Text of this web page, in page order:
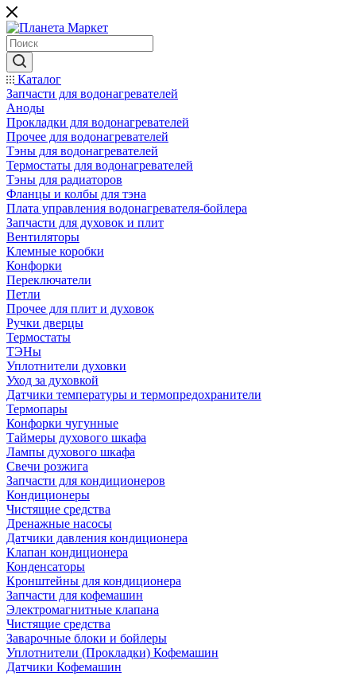
Каталог
Запчасти для водонагревателей
Аноды
Прокладки для водонагревателей
Прочее для водонагревателей
Тэны для водонагревателей
Термостаты для водонагревателей
Тэны для радиаторов
Фланцы и колбы для тэна
Плата управления водонагревателя-бойлера
Запчасти для духовок и плит
Вентиляторы
Клемные коробки
Конфорки
Переключатели
Петли
Прочее для плит и духовок
Ручки дверцы
Термостаты
ТЭНы
Уплотнители духовки
Уход за духовкой
Датчики температуры и термопредохранители
Термопары
Конфорки чугунные
Таймеры духового шкафа
Лампы духового шкафа
Свечи розжига
Запчасти для кондиционеров
Кондиционеры
Чистящие средства
Дренажные насосы
Датчики давления кондиционера
Клапан кондиционера
Конденсаторы
Кронштейны для кондиционера
Запчасти для кофемашин
Электромагнитные клапана
Чистящие средства
Заварочные блоки и бойлеры
Уплотнители (Прокладки) Кофемашин
Датчики Кофемашин